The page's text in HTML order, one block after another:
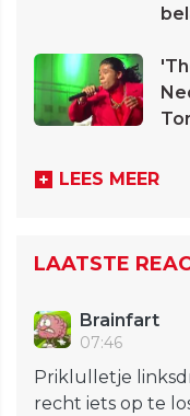
LEES MEER
LAATSTE
Brainfart
07:46
Priklulletje
recht iets op te